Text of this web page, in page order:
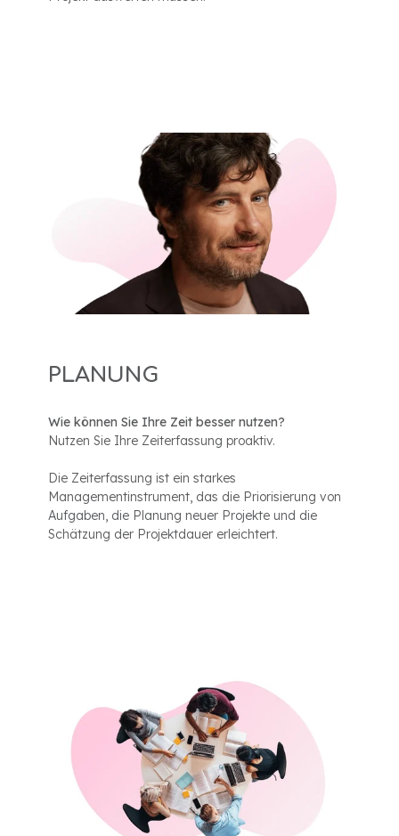
PLANUNG
Wie können Sie Ihre Zeit besser nutzen?
Nutzen Sie Ihre Zeiterfassung proaktiv.
Die Zeiterfassung ist ein starkes
Managementinstrument, das die Priorisierung von
Aufgaben, die Planung neuer Projekte und die
Schätzung der Projektdauer erleichtert.